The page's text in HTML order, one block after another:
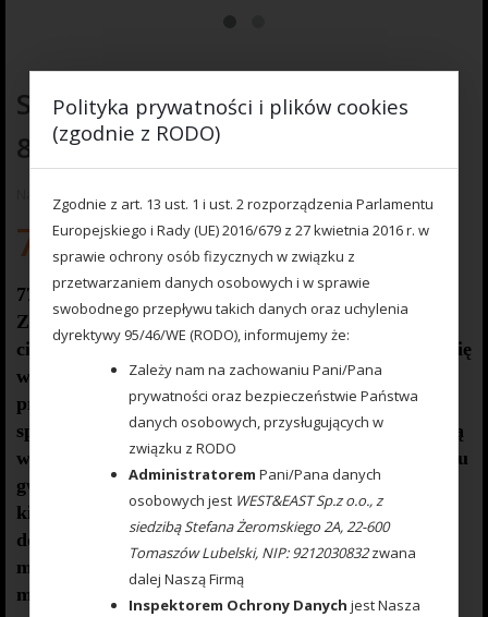
Sprężyna z obciążeniem zielona
80gr.
Na razie nie ma opinii o produkcie.
7.00zł
777 000 077Sprężyna z obciążeniem zielona 80gr.
Z aletą naszej sprężyny jest asymetryczny kształt
ciężarka , dzięki któremu wiemy jak zestaw ustawi się
w wodzie . Haczyk wbijamy w nałożoną zanętę po
przeciwnej stronie wybrzuszenia ciężarka. Zarówno
sprężyna jak i ciężarekpokryty jest farbą proszkową
w kolorze ciemno zielonym. Takie wykonanie zestawu
gwarantuje , że nie tylko po kilku użyciach , ale i po
kilku sezonach , będzie wyglądał jak nowy.
dodać , że ze względu na swój ciężar 80gr , sprężyna
może być z powodzeniem używana na rzece , w
miejscach
jest silny prąd wody
Polityka prywatności i plików cookies
(zgodnie z RODO)
Zgodnie z art. 13 ust. 1 i ust. 2 rozporządzenia Parlamentu
Europejskiego i Rady (UE) 2016/679 z 27 kwietnia 2016 r. w
sprawie ochrony osób fizycznych w związku z
przetwarzaniem danych osobowych i w sprawie
swobodnego przepływu takich danych oraz uchylenia
dyrektywy 95/46/WE (RODO), informujemy że:
Zależy nam na zachowaniu Pani/Pana
prywatności oraz bezpieczeństwie Państwa
danych osobowych, przysługujących w
związku z RODO
Administratorem Pani/Pana danych
osobowych jest WEST&EAST Sp.z o.o., z
siedzibą Stefana Żeromskiego 2A, 22-600
Tomaszów Lubelski, NIP: 9212030832zwana
dalej Naszą Firmą
Inspektorem Ochrony Danych jest Nasza